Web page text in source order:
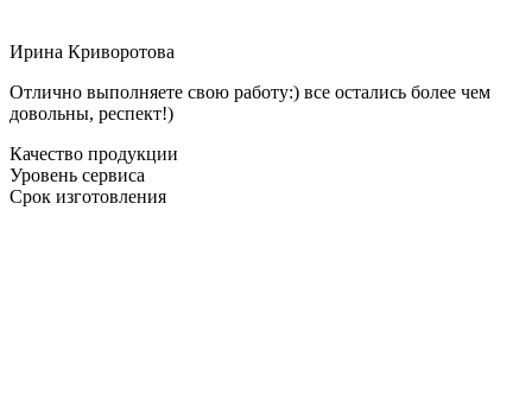
Ирина Криворотова
Отлично выполняете свою работу:) все остались более чем
довольны, респект!)
Качество продукции
Уровень сервиса
Срок изготовления